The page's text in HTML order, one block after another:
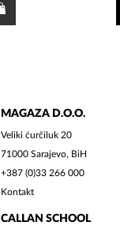
MAGAZA D.O.O.
Veliki ćurčiluk 20
71000 Sarajevo, BiH
+387 (0)33 266 000
Kontakt
CALLAN SCHOOL